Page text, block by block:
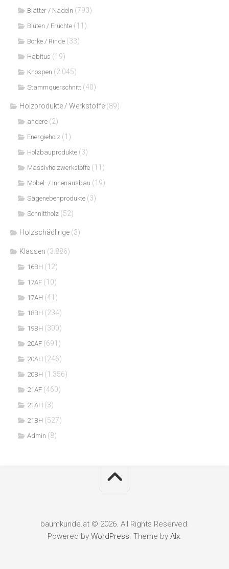
Blätter / Nadeln (793)
Blüten / Früchte (11)
Borke / Rinde (33)
Habitus (19)
Knospen (2.045)
Stammquerschnitt (40)
Holzprodukte / Werkstoffe (89)
andere (2)
Energieholz (1)
Holzbauprodukte (3)
Massivholzwerkstoffe (11)
Möbel- / Innenausbau (19)
Sägenebenprodukte (3)
Schnittholz (52)
Holzschädlinge (3)
Klassen (3.886)
16BH (12)
17AF (10)
17AH (41)
18BH (234)
19BH (300)
20AF (691)
20AH (246)
20BH (1.356)
21AF (460)
21AH (3)
21BH (527)
Admin (8)
baumkunde.at © 2026. All Rights Reserved.
Powered by WordPress. Theme by Alx.